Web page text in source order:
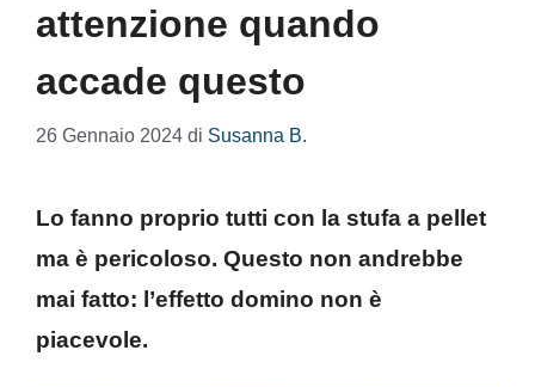
attenzione quando
accade questo
26 Gennaio 2024 di Susanna B.
Lo fanno proprio tutti con la stufa a pellet
ma è pericoloso. Questo non andrebbe
mai fatto: l’effetto domino non è
piacevole.